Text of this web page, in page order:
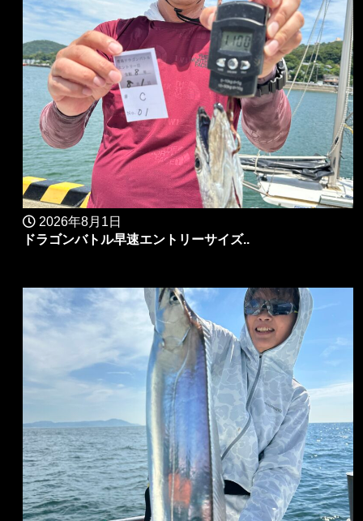
2026年8月1日
ドラゴンバトル早速エントリーサイズ..